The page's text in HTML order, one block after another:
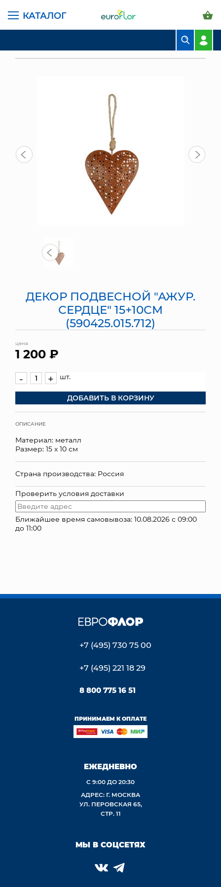
КАТАЛОГ
СВАДЕБНАЯ ФЛОРИСТИКА
КОМНАТНЫЕ РАСТЕНИЯ
ГОРШКИ И КАШПО
ГРУНТЫ И УДОБРЕНИЯ
ПРЕДМЕТЫ ИНТЕРЬЕРА
ВАЗЫ
СУНДУКИ
ИСКУССТВЕННЫЕ ЦВЕТЫ
ТОРГОВЫЙ ЦЕНТР
ОПТОВЫМ КЛИЕНТАМ
ГЛАВНАЯ СТРАНИЦА КАТАЛОГ
ПРЕДМЕТЫ ИНТЕРЬЕРА
ДЕКОР ПОДВЕСНОЙ "АЖУР.
СЕРДЦЕ" 15+10СМ
(590425.015.712)
цена
1 200 ₽
- + шт.
ДОБАВИТЬ В КОРЗИНУ
ОПИСАНИЕ
Материал: металл
Размер: 15 х 10 см
Страна производства: Россия
Проверить условия доставки
Ближайшее время самовывоза: 10.08.2026 с 09:00
до 11:00
+7 (495) 730 75 00
+7 (495) 221 18 29
8 800 775 16 51
ПРИНИМАЕМ К ОПЛАТЕ
ЕЖЕДНЕВНО
С 9:00 ДО 20:30
АДРЕС: Г. МОСКВА
УЛ. ПЕРОВСКАЯ 65,
СТР. 11
МЫ В СОЦСЕТЯХ